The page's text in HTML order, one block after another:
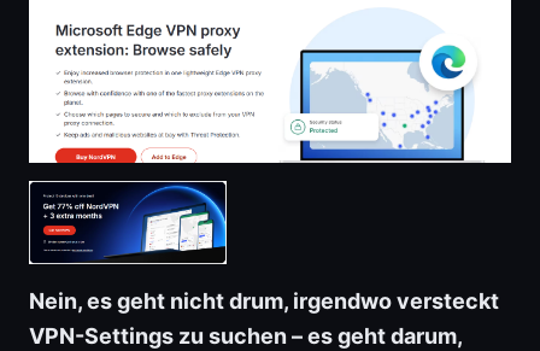
Nein, es geht nicht drum, irgendwo versteckt
VPN-Settings zu suchen – es geht darum,